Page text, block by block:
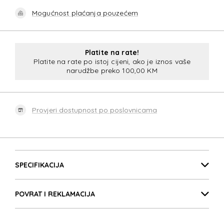
Mogućnost plaćanja pouzećem
Platite na rate!
Platite na rate po istoj cijeni, ako je iznos vaše
narudžbe preko 100,00 KM
Provjeri dostupnost po poslovnicama
SPECIFIKACIJA
POVRAT I REKLAMACIJA